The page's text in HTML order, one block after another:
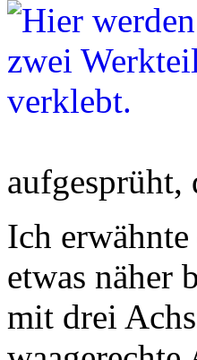
aufgesprüht,
Ich
etwas näher
mit drei